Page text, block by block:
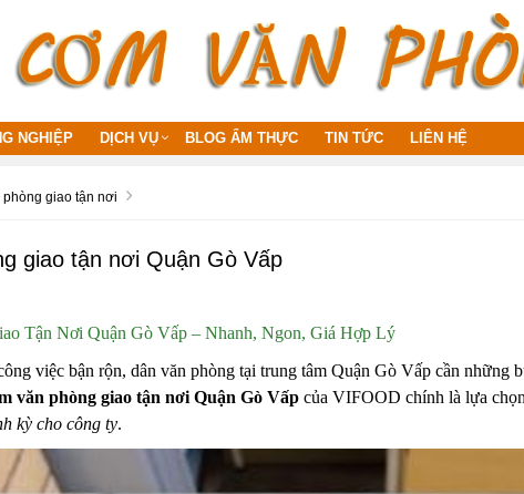
NGHIỆP DỊCH VỤ BLOG ẨM THỰC TIN TỨC LIÊN HỆ
phòng giao tận nơi
giao tận nơi Quận Gò Vấp
Tận Nơi Quận Gò Vấp – Nhanh, Ngon, Giá Hợp Lý
việc bận rộn, dân văn phòng tại trung tâm Quận Gò Vấp cần những
văn phòng giao tận nơi Quận Gò Vấpcủa VIFOOD chính là lựa
kỳ cho công ty.